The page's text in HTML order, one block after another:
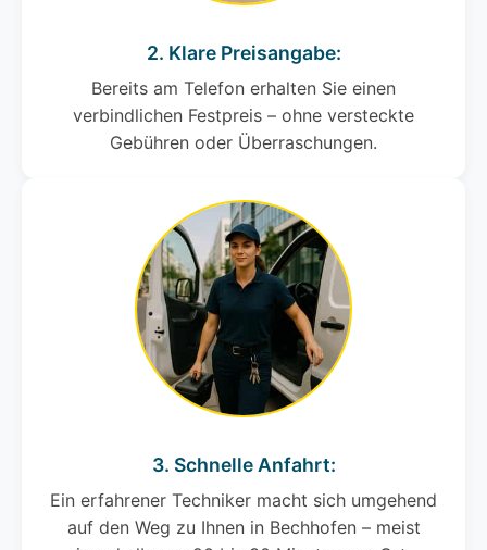
2. Klare Preisangabe:
Bereits am Telefon erhalten Sie einen
verbindlichen Festpreis – ohne versteckte
Gebühren oder Überraschungen.
3. Schnelle Anfahrt:
Ein erfahrener Techniker macht sich umgehend
auf den Weg zu Ihnen in Bechhofen – meist